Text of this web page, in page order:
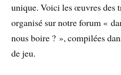
unique. Voici les œuvres des
organisé sur notre forum «
nous boire ? », compilées
de jeu.